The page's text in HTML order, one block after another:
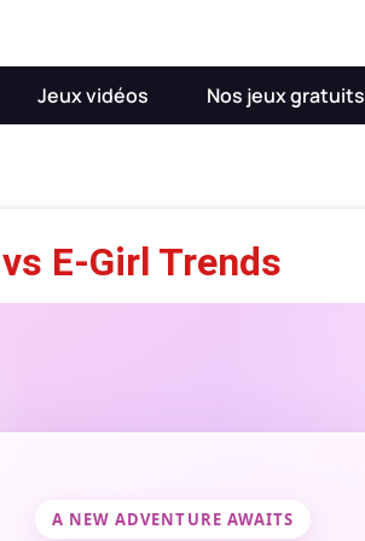
Jeux vidéos Nos jeux gratuits
E-Girl Trends